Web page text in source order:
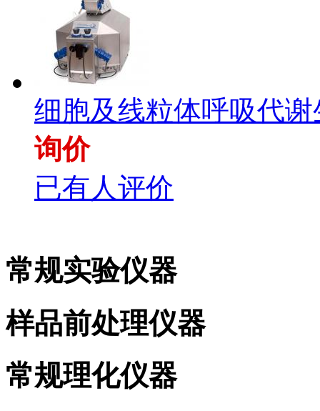
细胞及线粒体呼吸代
询价
已有人评价
常规实验仪器
样品前处理仪器
常规理化仪器